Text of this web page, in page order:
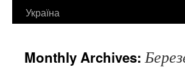
Україна
Monthly Archives: